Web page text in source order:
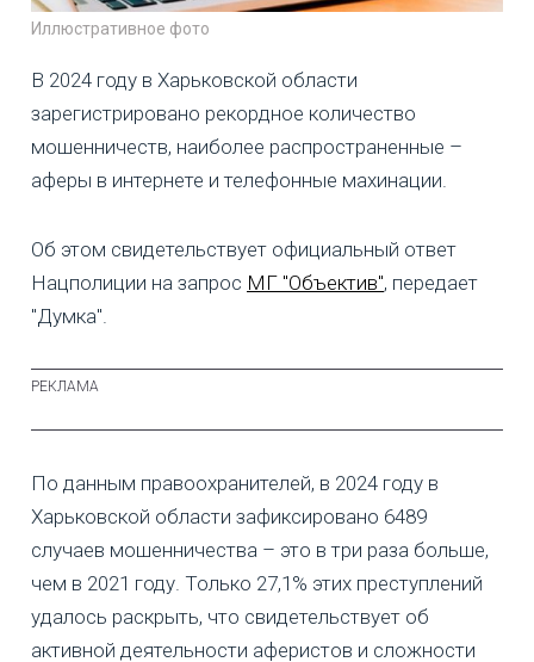
Иллюстративное фото
В 2024 году в Харьковской области
зарегистрировано рекордное количество
мошенничеств, наиболее распространенные –
аферы в интернете и телефонные махинации.
Об этом свидетельствует официальный ответ
Нацполиции на запрос МГ "Объектив", передает
"Думка".
По данным правоохранителей, в 2024 году в
Харьковской области зафиксировано 6489
случаев мошенничества – это в три раза больше,
чем в 2021 году. Только 27,1% этих преступлений
удалось раскрыть, что свидетельствует об
активной деятельности аферистов и сложности